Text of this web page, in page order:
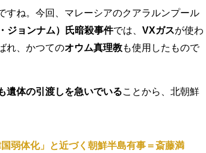
すね。今回、マレーシアのクアラルンプール
ジョンナム）氏暗殺事件では、 VXガスが使わ
れ、かつてのオウム真理教も使用したもので
遺体の引渡しを急いでいることから、北朝鮮
弱体化」と近づく朝鮮半島有事＝斎藤満